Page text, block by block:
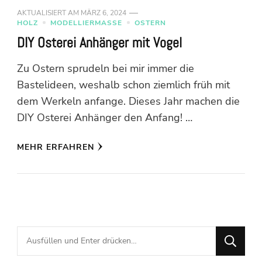
AKTUALISIERT AM MÄRZ 6, 2024
HOLZ
MODELLIERMASSE OSTERN
DIY Osterei Anhänger mit Vogel
Zu Ostern sprudeln bei mir immer die
Bastelideen, weshalb schon ziemlich früh mit
dem Werkeln anfange. Dieses Jahr machen die
DIY Osterei Anhänger den Anfang! …
MEHR ERFAHREN
Suchst
du